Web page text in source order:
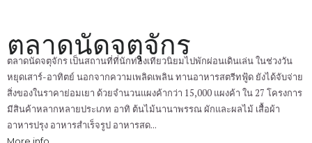
ตลาดนัดจตุจักร
ตลาดนัดจตุจักร เป็นสถานที่ที่นักท่องเทียวนิยมไปพักผ่อนเดินเล่น ในช่วงวัน
หยุดเสาร์-อาทิตย์ นอกจากความเพลิดเพลิน ทานอาหารสตรีทฟู้ด ยังได้จับจ่าย
สิ่งของในราคาย่อมเยา ด้วยจำนวนแผงค้ากว่า 15,000 แผงค้า ใน 27 โครงการ
มีสินค้าหลากหลายประเภท อาทิ ต้นไม้นานาพรรณ ผักและผลไม้ เสื้อผ้า
อาหารปรุง อาหารสำเร็จรูป อาหารสด...
More info